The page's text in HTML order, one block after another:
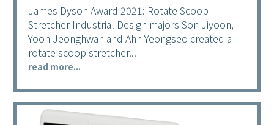
James Dyson Award 2021: Rotate Scoop
Stretcher Industrial Design majors Son Jiyoon,
Yoon Jeonghwan and Ahn Yeongseo created a
rotate scoop stretcher...
read more...